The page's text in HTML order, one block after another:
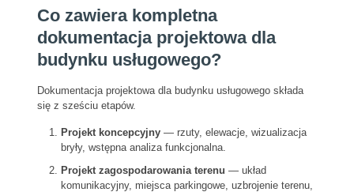
Co zawiera kompletna
dokumentacja projektowa dla
budynku usługowego?
Dokumentacja projektowa dla budynku usługowego składa
się z sześciu etapów.
Projekt koncepcyjny— rzuty, elewacje, wizualizacja
bryły, wstępna analiza funkcjonalna.
Projekt zagospodarowania terenu — układ
komunikacyjny, miejsca parkingowe, uzbrojenie terenu,